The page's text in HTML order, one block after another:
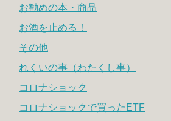
お勧めの本・商品
お酒を止める！
その他
れくいの事（わたくし事）
コロナショック
コロナショックで買ったETF